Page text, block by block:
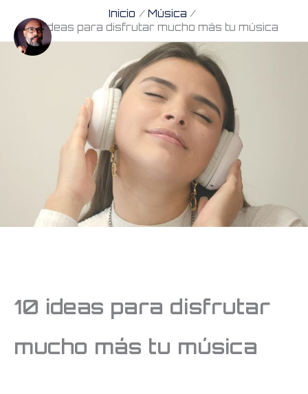
al
Inicio
Música
10 ideas para disfrutar mucho más tu música
10 ideas para disfrutar
mucho más tu música